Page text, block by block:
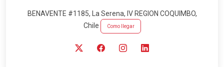
BENAVENTE #1185, La Serena, IV REGION COQUIMBO,
Chile
Como llegar